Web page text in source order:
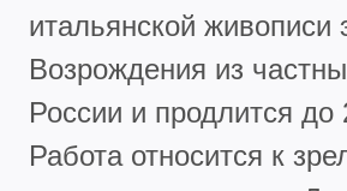
итальянской живописи
Возрождения из
России и продлится до
Работа относится к